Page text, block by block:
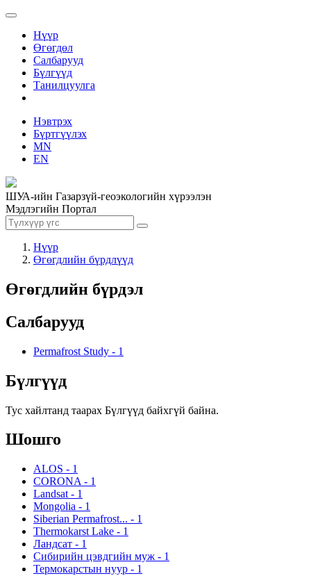
Нүүр
Өгөгдөл
Салбарууд
Бүлгүүд
Танилцуулга
Нэвтрэх
Бүртгүүлэх
MN
EN
ШУА-ийн Газарзүй-геоэкологийн хүрээлэн
Мэдлэгийн Портал
Нүүр
Өгөгдлийн бүрдлүүд
Өгөгдлийн бүрдэл
Салбарууд
Permafrost Study - 1
Бүлгүүд
Тус хайлтанд таарах Бүлгүүд байхгүй байна.
Шошго
ALOS - 1
CORONA - 1
Landsat - 1
Mongolia - 1
Siberian Permafrost... - 1
Thermokarst Lake - 1
Ландсат - 1
Сибирийн цэвдгийн муж - 1
Термокарстын нуур - 1